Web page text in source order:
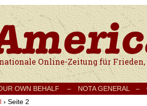
Onlinezeitung für Frieden, Humanismus,
OWN BEHALF – NOTA GENERAL –
› Seite 2